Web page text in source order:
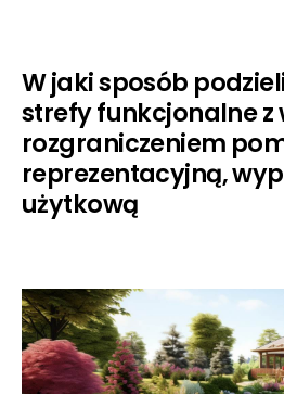
W jaki sposób
strefy funkcjonalne z
rozgraniczeniem
reprezentacyjną,
użytkową